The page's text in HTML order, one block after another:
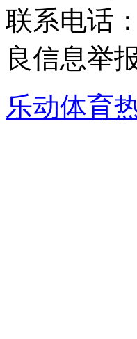
联系电话
良信息举
乐动体育